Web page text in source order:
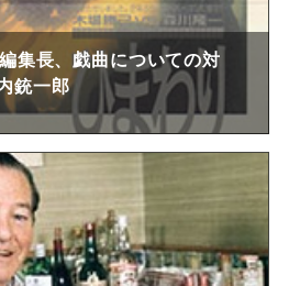
集長、戯曲についての対
銃一郎